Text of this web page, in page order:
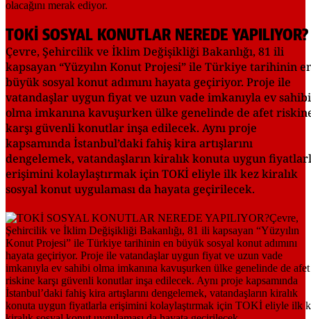
TOKİ SOSYAL KONUTLAR NEREDE YAPILIYOR?
Çevre, Şehircilik ve İklim Değişikliği Bakanlığı, 81 ili
kapsayan “Yüzyılın Konut Projesi” ile Türkiye tarihinin
büyük sosyal konut adımını hayata geçiriyor. Proje ile
vatandaşlar uygun fiyat ve uzun vade imkanıyla ev sahibi
olma imkanına kavuşurken ülke genelinde de afet
karşı güvenli konutlar inşa edilecek. Aynı proje
kapsamında İstanbul’daki fahiş kira artışlarını
dengelemek, vatandaşların kiralık konuta uygun
erişimini kolaylaştırmak için TOKİ eliyle ilk kez kiralık
sosyal konut uygulaması da hayata geçirilecek.